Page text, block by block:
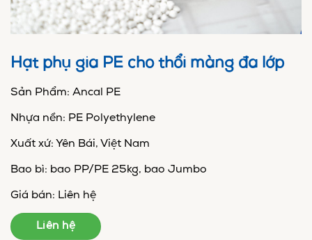
Hạt phụ gia PE cho thổi màng đa lớp
Sản Phẩm: Ancal PE
Nhựa nền: PE Polyethylene
Xuất xứ: Yên Bái, Việt Nam
Bao bì: bao PP/PE 25kg, bao Jumbo
Giá bán: Liên hệ
Liên hệ